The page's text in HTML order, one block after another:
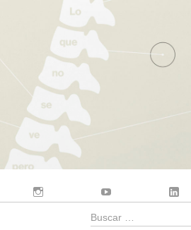
Buscar